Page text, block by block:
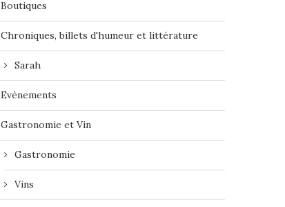
Boutiques
Chroniques, billets d'humeur et littérature
Sarah
Evènements
Gastronomie et Vin
Gastronomie
Vins